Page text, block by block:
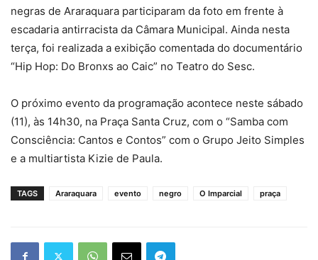
negras de Araraquara participaram da foto em frente à
escadaria antirracista da Câmara Municipal. Ainda nesta
terça, foi realizada a exibição comentada do documentário
“Hip Hop: Do Bronxs ao Caic” no Teatro do Sesc.
O próximo evento da programação acontece neste sábado
(11), às 14h30, na Praça Santa Cruz, com o “Samba com
Consciência: Cantos e Contos” com o Grupo Jeito Simples
e a multiartista Kizie de Paula.
TAGS Araraquara evento negro O Imparcial praça